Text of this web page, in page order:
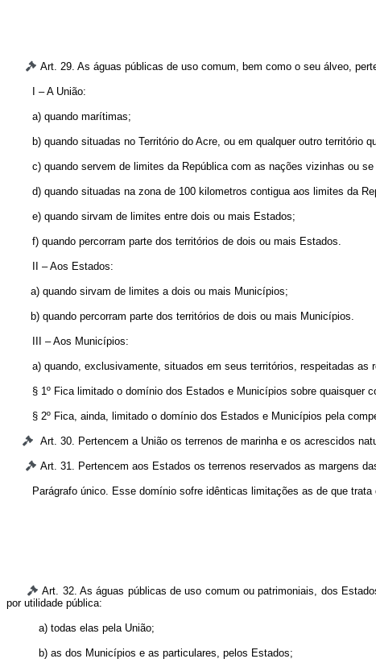
Art. 29. As águas públicas de uso comum, bem como o seu álveo,
I – A União:
a) quando marítimas;
b) quando situadas no Território do Acre, ou em qualquer outro
c) quando servem de limites da República com as nações vizinhas ou
d) quando situadas na zona de 100 kilometros contigua aos limites da
e) quando sirvam de limites entre dois ou mais Estados;
f) quando percorram parte dos territórios de dois ou mais Estados.
II – Aos Estados:
a) quando sirvam de limites a dois ou mais Municípios;
b) quando percorram parte dos territórios de dois ou mais Municípios.
III – Aos Municípios:
a) quando, exclusivamente, situados em seus territórios, respeitadas
§ 1º Fica limitado o domínio dos Estados e Municípios sobre quaisquer
§ 2º Fica, ainda, limitado o domínio dos Estados e Municípios pela
Art. 30. Pertencem a União os terrenos de marinha e os acrescidos
Art. 31. Pertencem aos Estados os terrenos reservados as margens
Parágrafo único. Esse domínio sofre idênticas limitações as de que trata
Art. 32. As águas públicas de uso comum ou patrimoniais, dos
por utilidade pública:
a) todas elas pela União;
b) as dos Municípios e as particulares, pelos Estados;